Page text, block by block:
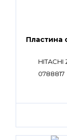
Пластина
HITACHI
0788817